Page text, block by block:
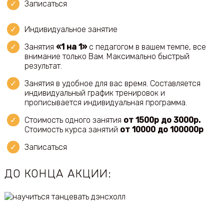
Записаться
Индивидуальное занятие
Занятия «1 на 1»с педагогом в вашем темпе, все
внимание только Вам. Максимально быстрый
результат.
Занятия в удобное для вас время. Составляется
индивидуальный график тренировок и
прописывается индивидуальная программа.
Стоимость одного занятия от 1500р до 3000р.
Стоимость курса занятий от 10000 до 100000р
Записаться
ДО КОНЦА АКЦИИ: